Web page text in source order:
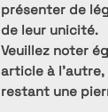
présenter de
de leur unicité.
Veuillez noter
article à
restant une